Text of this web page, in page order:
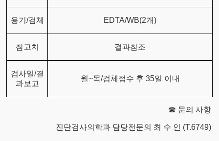
용기/검체 EDTA/WB(2개)
참고치 결과참조
검사일/결
과보고
월~목/검체접수 후 35일 이내
☎ 문의 사항
진단검사의학과 담당전문의 최 수 인 (T.6749)